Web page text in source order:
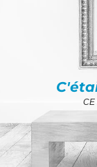
CE